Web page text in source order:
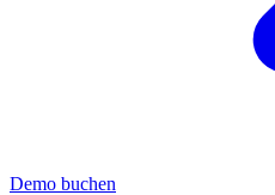
Demo buchen